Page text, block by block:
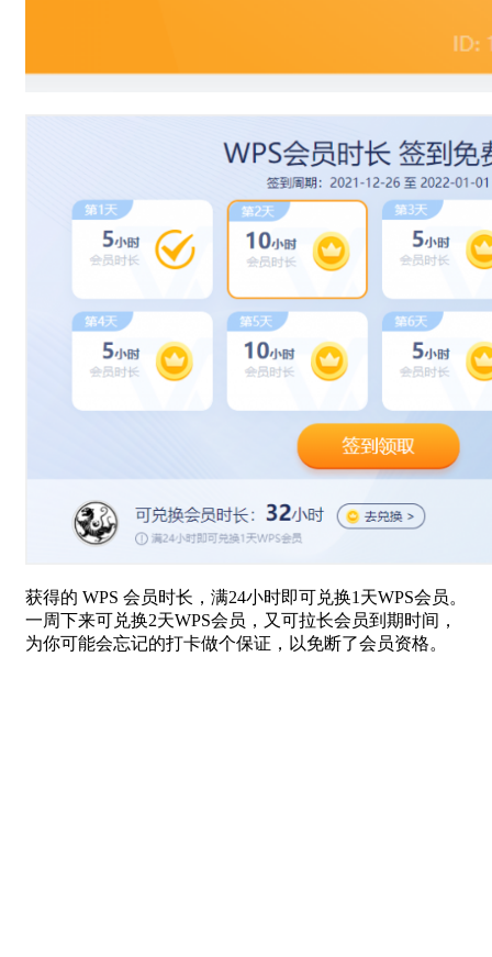
获得的 WPS 会员时长，满24小时即可兑换1天WPS会员。
一周下来可兑换2天WPS会员，又可拉长会员到期时间，
为你可能会忘记的打卡做个保证，以免断了会员资格。